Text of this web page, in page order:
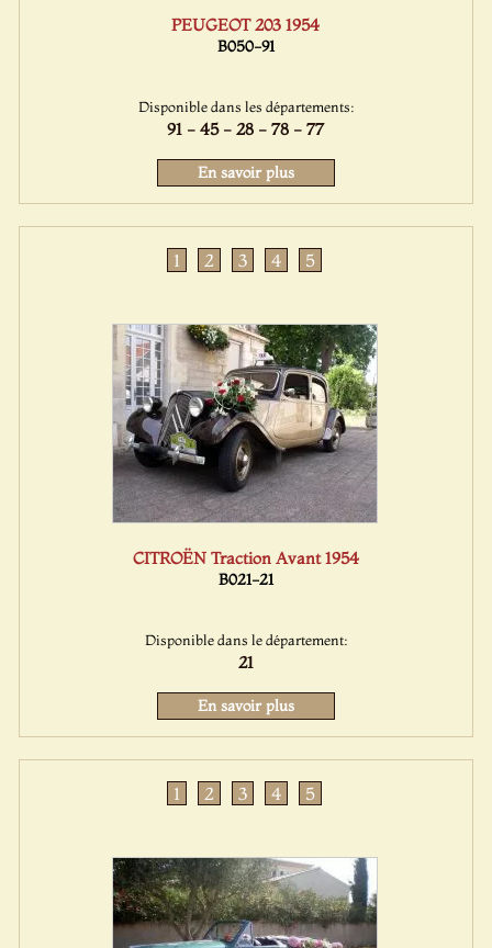
PEUGEOT 203 1954
B050-91
Disponible dans les départements:
91 - 45 - 28 - 78 - 77
En savoir plus
1 2 3 4 5
CITROËN Traction Avant 1954
B021-21
Disponible dans le département:
21
En savoir plus
1 2 3 4 5